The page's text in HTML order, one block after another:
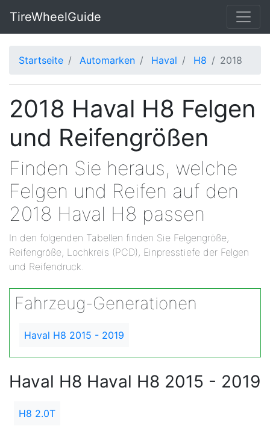
TireWheelGuide
Startseite Automarken Haval H8 2018
2018 Haval H8 Felgen
und Reifengrößen
Finden Sie heraus, welche
Felgen und Reifen auf den
2018 Haval H8 passen
In den folgenden Tabellen finden Sie Felgengröße,
Reifengröße, Lochkreis (PCD), Einpresstiefe der Felgen
und Reifendruck.
Fahrzeug-Generationen
Haval H8 2015 - 2019
Haval H8 Haval H8 2015 - 2019
H8 2.0T